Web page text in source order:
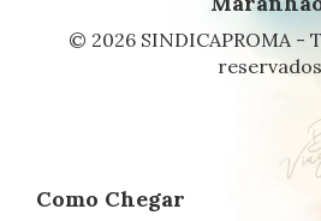
© 2026 SINDICAPROMA -
reservados
Como Chegar